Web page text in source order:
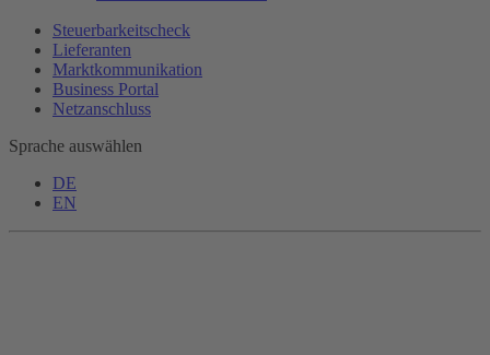
Steuerbarkeitscheck
Lieferanten
Marktkommunikation
Business Portal
Netzanschluss
Sprache auswählen
DE
EN